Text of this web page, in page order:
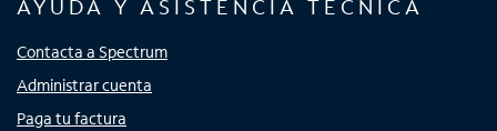
AYUDA Y ASISTENCIA TÉCNICA
Contacta a Spectrum
Administrar cuenta
Paga tu factura